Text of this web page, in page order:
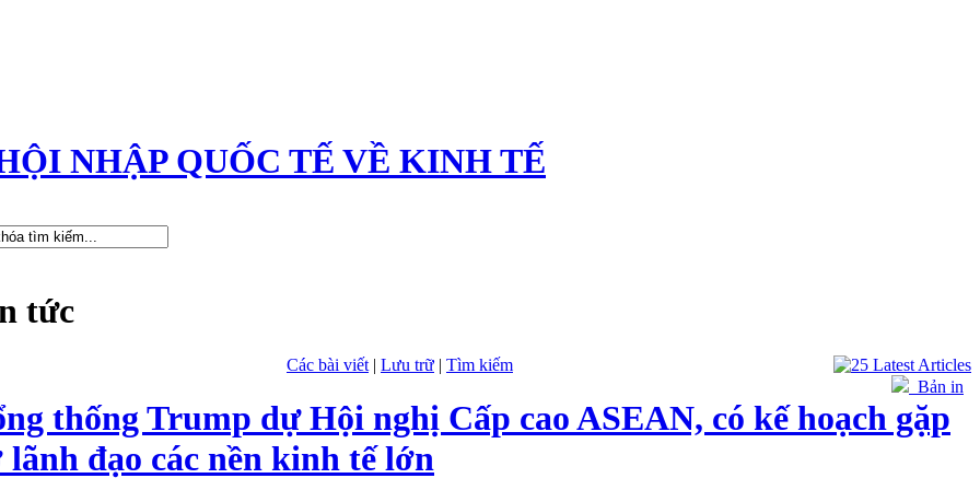
NHẬP QUỐC TẾ VỀ KINH TẾ
tức
Các bài viết | Lưu trữ | Tìm kiếm
Bản in
thống Trump dự Hội nghị Cấp cao ASEAN, có kế hoạch gặp
lãnh đạo các nền kinh tế lớn